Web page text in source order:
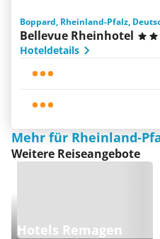
Boppard, Rheinland-Pfalz,
Bellevue Rheinhotel
Hoteldetails
Mehr für Rheinland-
Weitere Reiseangebote
Hotels Remagen